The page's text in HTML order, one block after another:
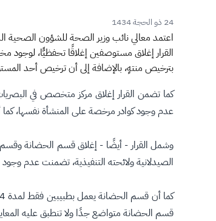
24 ذو الحجة 1434
اعتمد معالي نائب وزير الصحة للشؤون
القرار إغلاق مستوصفين إغلاقًا تحفظيًّا،
بترخيص منتهٍ، بالإضافة إلى أن ترخيص أحد
كما تضمن القرار إغلاق مركز متخصص في
عدم وجود كوادر مرخصة على المنشأة نفسها،
وشمل القرار - أيضًا - إغلاق قسم الحضانة وقسم
الصيدلانية ولائحته التنفيذية، تضمنت عدم
قسم الحضانة متواضع جدًا ولا تنطبق عليه